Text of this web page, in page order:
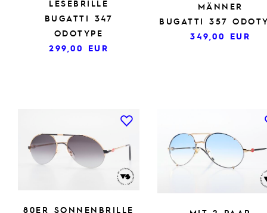
LESEBRILLE
BUGATTI 347
ODOTYPE
299,00 EUR
MÄNNER
BUGATTI 357
349,00 EUR
80ER SONNENBRILLE